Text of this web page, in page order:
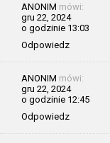
ANONIM mówi:
gru 22, 2024
o godzinie 13:03
Odpowiedz
ANONIM mówi:
gru 22, 2024
o godzinie 12:45
Odpowiedz